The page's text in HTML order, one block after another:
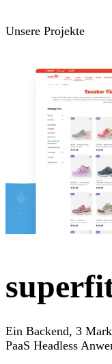
Unsere Projekte
Ein Backend, 3
PaaS Headless